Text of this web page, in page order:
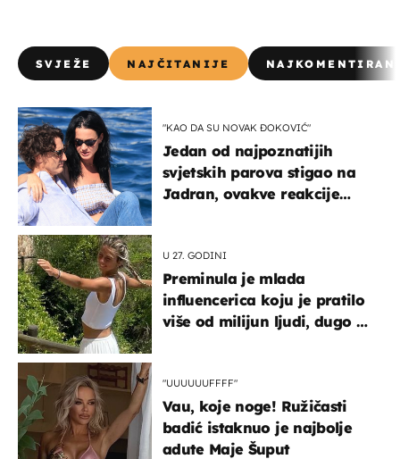
SVJEŽE NAJČITANIJE
"KAO DA SU NOVAK ĐOKOVIĆ"
Jedan od najpoznatijih
svjetskih parova stigao na
Jadran, ovakve reakcije
U 27. GODINI
Preminula je mlada
influencerica koju je pratilo
više od milijun ljudi, dugo se
"UUUUUUFFFF"
Vau, koje noge! Ružičasti
badić istaknuo je najbolje
adute Maje Šuput